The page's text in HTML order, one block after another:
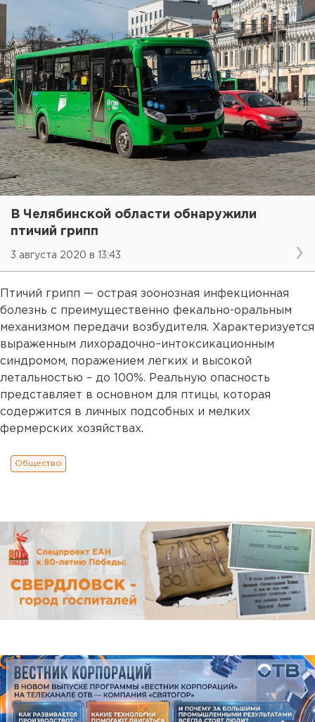
В Челябинской области обнаружили
птичий грипп
3 августа 2020 в 13:43
Птичий грипп — острая зоонозная инфекционная
болезнь с преимущественно фекально-оральным
механизмом передачи возбудителя. Характеризуется
выраженным лихорадочно–интоксикационным
синдромом, поражением легких и высокой
летальностью – до 100%. Реальную опасность
представляет в основном для птицы, которая
содержится в личных подсобных и мелких
фермерских хозяйствах.
Общество